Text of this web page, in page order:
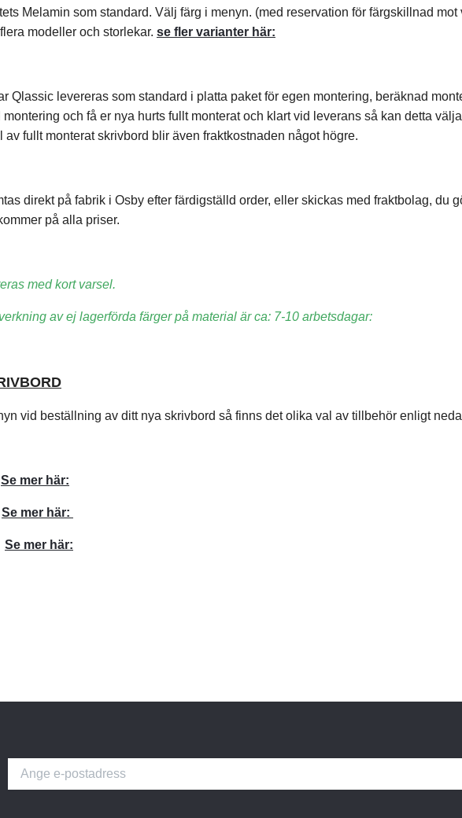
Melamin som standard. Välj färg i menyn. (med reservation för färgskillnad
modeller och storlekar. se fler varianter här:
Qlassic levereras som standard i platta paket för egen montering, beräknad
och få er nya hurts fullt monterat och klart vid leverans så kan detta
av fullt monterat skrivbord blir även fraktkostnaden något högre.
direkt på fabrik i Osby efter färdigställd order, eller skickas med fraktbolag, du
på alla priser.
med kort varsel.
av ej lagerförda färger på material är ca: 7-10 arbetsdagar:
vid beställning av ditt nya skrivbord så finns det olika val av tillbehör enligt
Se mer här:
Se mer här:
Se mer här: